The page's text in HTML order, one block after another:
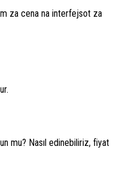
za cena na interfejsot za
mu? Nasıl edinebiliriz, fiyat